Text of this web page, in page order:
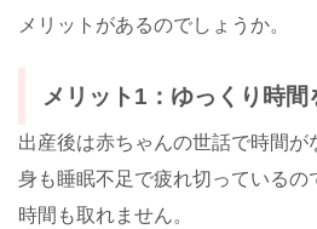
メリットがあるのでしょうか。
メリット1：ゆっくり時間
出産後は赤ちゃんの世話で時間が
身も睡眠不足で疲れ切っているの
時間も取れません。